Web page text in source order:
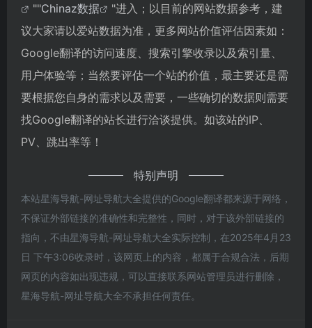
""Chinaz数据
"进入；以目前的网站数据参考，建
议大家请以爱站数据为准，更多网站价值评估因素如：
Google翻译的访问速度、搜索引擎收录以及索引量、
用户体验等；当然要评估一个站的价值，最主要还是需
要根据您自身的需求以及需要，一些确切的数据则需要
找Google翻译的站长进行洽谈提供。如该站的IP、
PV、跳出率等！
特别声明
本站星海导航-网址导航大全提供的Google翻译都来源于网络，
不保证外部链接的准确性和完整性，同时，对于该外部链接的
指向，不由星海导航-网址导航大全实际控制，在2025年4月23
日 下午3:06收录时，该网页上的内容，都属于合规合法，后期
网页的内容如出现违规，可以直接联系网站管理员进行删除，
星海导航-网址导航大全不承担任何责任。